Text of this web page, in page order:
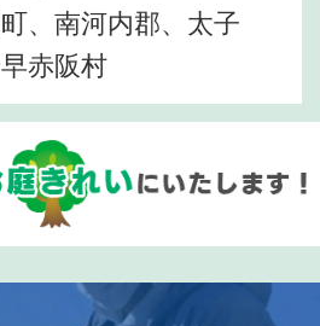
、南河内郡、太子
赤阪村